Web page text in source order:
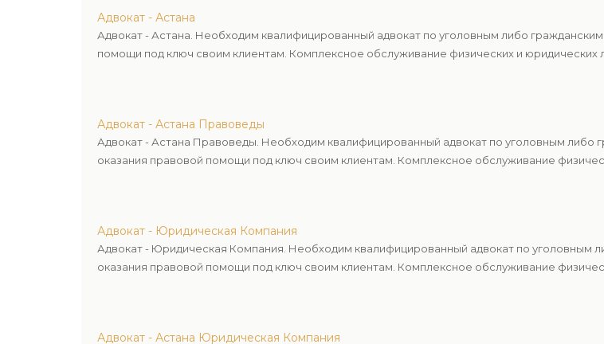
Адвокат - Астана
Адвокат - Астана. Необходим квалифицированный адвокат по уголовным либо
помощи под ключ своим клиентам. Комплексное обслуживание физических и юридических
Адвокат - Астана Правоведы
Адвокат - Астана Правоведы. Необходим квалифицированный адвокат по уголовным либо
оказания правовой помощи под ключ своим клиентам. Комплексное обслуживание
Адвокат - Юридическая Компания
Адвокат - Юридическая Компания. Необходим квалифицированный адвокат по уголовным
оказания правовой помощи под ключ своим клиентам. Комплексное обслуживание
Адвокат - Астана Юридическая Компания